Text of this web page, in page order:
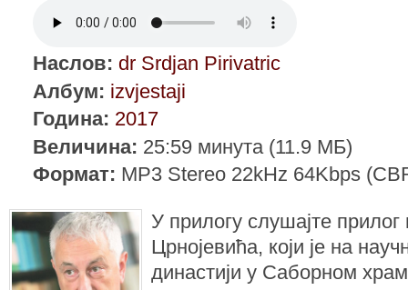
Наслов: dr Srdjan Pirivatric
Албум: izvjestaji
Година: 2017
Величина: 25:59 минута (11.9 МБ)
Формат: MP3 Stereo 22kHz 64Kbps
У прилогу слушајте прилог
Црнојевића, који је на
династији у Саборном